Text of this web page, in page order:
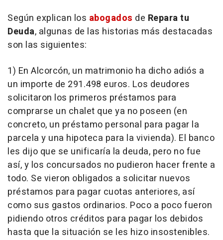
Según explican los abogados de Repara tu
Deuda, algunas de las historias más destacadas
son las siguientes:
1) En Alcorcón, un matrimonio ha dicho adiós a
un importe de 291.498 euros. Los deudores
solicitaron los primeros préstamos para
comprarse un chalet que ya no poseen (en
concreto, un préstamo personal para pagar la
parcela y una hipoteca para la vivienda). El banco
les dijo que se unificaría la deuda, pero no fue
así, y los concursados no pudieron hacer frente a
todo. Se vieron obligados a solicitar nuevos
préstamos para pagar cuotas anteriores, así
como sus gastos ordinarios. Poco a poco fueron
pidiendo otros créditos para pagar los debidos
hasta que la situación se les hizo insostenibles.